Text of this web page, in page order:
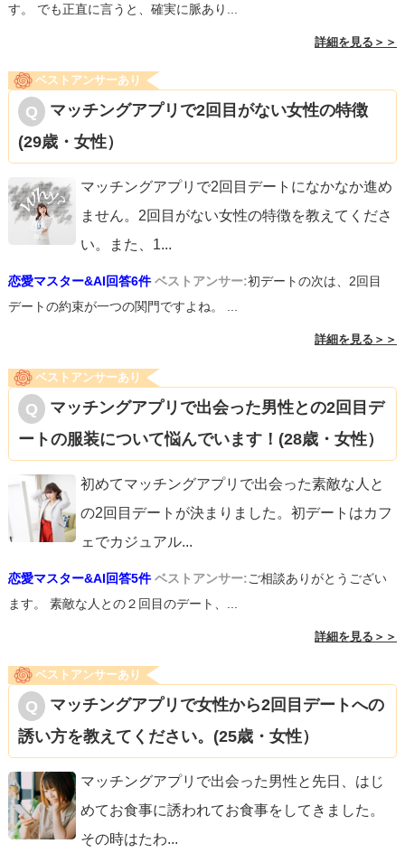
す。 でも正直に言うと、確実に脈あり...
詳細を見る＞＞
ベストアンサーあり
マッチングアプリで2回目がない女性の特徴
(29歳・女性）
マッチングアプリで2回目デートになかなか進め
ません。2回目がない女性の特徴を教えてくださ
い。また、1...
恋愛マスター&AI回答6件 ベストアンサー:初デートの次は、2回目
デートの約束が一つの関門ですよね。 ...
詳細を見る＞＞
ベストアンサーあり
マッチングアプリで出会った男性との2回目デ
ートの服装について悩んでいます！(28歳・女性）
初めてマッチングアプリで出会った素敵な人と
の2回目デートが決まりました。初デートはカフ
ェでカジュアル...
恋愛マスター&AI回答5件 ベストアンサー:ご相談ありがとうござい
ます。 素敵な人との２回目のデート、...
詳細を見る＞＞
ベストアンサーあり
マッチングアプリで女性から2回目デートへの
誘い方を教えてください。(25歳・女性）
マッチングアプリで出会った男性と先日、はじ
めてお食事に誘われてお食事をしてきました。
その時はたわ...